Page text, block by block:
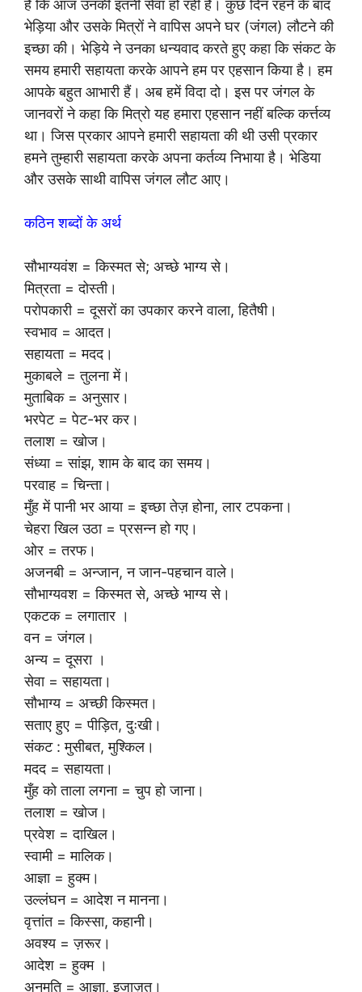
है कि आज उनकी इतनी सेवा हो रही है। कुछ दिन रहने के बाद
भेड़िया और उसके मित्रों ने वापिस अपने घर (जंगल) लौटने की
इच्छा की। भेड़िये ने उनका धन्यवाद करते हुए कहा कि संकट के
समय हमारी सहायता करके आपने हम पर एहसान किया है। हम
आपके बहुत आभारी हैं। अब हमें विदा दो। इस पर जंगल के
जानवरों ने कहा कि मित्रो यह हमारा एहसान नहीं बल्कि कर्त्तव्य
था। जिस प्रकार आपने हमारी सहायता की थी उसी प्रकार
हमने तुम्हारी सहायता करके अपना कर्तव्य निभाया है। भेडिया
और उसके साथी वापिस जंगल लौट आए।
कठिन शब्दों के अर्थ
सौभाग्यवंश = किस्मत से; अच्छे भाग्य से।
मित्रता = दोस्ती।
परोपकारी = दूसरों का उपकार करने वाला, हितैषी।
स्वभाव = आदत।
सहायता = मदद।
मुकाबले = तुलना में।
मुताबिक = अनुसार।
भरपेट = पेट-भर कर।
तलाश = खोज।
संध्या = सांझ, शाम के बाद का समय।
परवाह = चिन्ता।
मुँह में पानी भर आया = इच्छा तेज़ होना, लार टपकना।
चेहरा खिल उठा = प्रसन्न हो गए।
ओर = तरफ।
अजनबी = अन्जान, न जान-पहचान वाले।
सौभाग्यवश = किस्मत से, अच्छे भाग्य से।
एकटक = लगातार ।
वन = जंगल।
अन्य = दूसरा ।
सेवा = सहायता।
सौभाग्य = अच्छी किस्मत।
सताए हुए = पीड़ित, दुःखी।
संकट : मुसीबत, मुश्किल।
मदद = सहायता।
मुँह को ताला लगना = चुप हो जाना।
तलाश = खोज।
प्रवेश = दाखिल।
स्वामी = मालिक।
आज्ञा = हुक्म।
उल्लंघन = आदेश न मानना।
वृत्तांत = किस्सा, कहानी।
अवश्य = ज़रूर।
आदेश = हुक्म ।
अनुमति = आज्ञा, इजाज़त।